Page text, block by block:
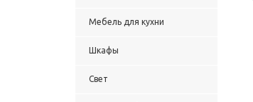
Мебель для кухни
Шкафы
Свет